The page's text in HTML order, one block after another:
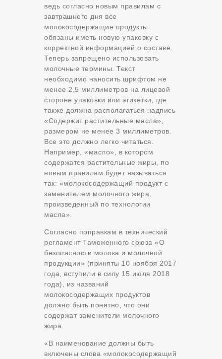
ведь согласно новым правилам с
завтрашнего дня все
молокосодержащие продукты
обязаны иметь новую упаковку с
корректной информацией о составе.
Теперь запрещено использовать
молочные термины. Текст
необходимо наносить шрифтом не
менее 2,5 миллиметров на лицевой
стороне упаковки или этикетки, где
также должна располагаться надпись
«Содержит растительные масла»,
размером не менее 3 миллиметров.
Все это должно легко читаться.
Например, «масло», в котором
содержатся растительные жиры, по
новым правилам будет называться
так: «молокосодержащий продукт с
заменителем молочного жира,
произведенный по технологии
масла».
Согласно поправкам в технический
регламент Таможенного союза «О
безопасности молока и молочной
продукции» (приняты 10 ноября 2017
года, вступили в силу 15 июля 2018
года), из названий
молокосодержащих продуктов
должно быть понятно, что они
содержат заменители молочного
жира.
«В наименование должны быть
включены слова «молокосодержащий